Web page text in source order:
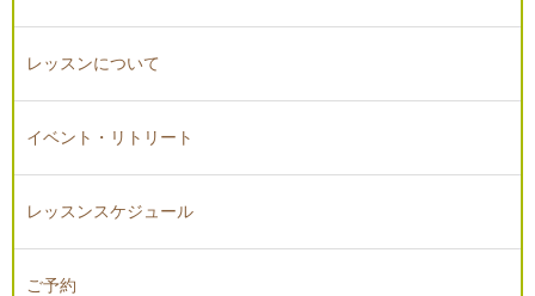
レッスンについて
イベント・リトリート
レッスンスケジュール
ご予約